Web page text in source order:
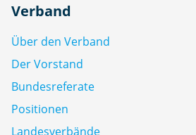
Verband
Über den Verband
Der Vorstand
Bundesreferate
Positionen
Landesverbände